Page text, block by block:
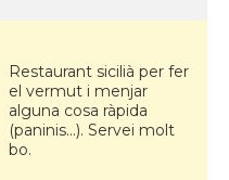
Restaurant sicilià per fer
el vermut i menjar
alguna cosa ràpida
(paninis...). Servei molt
bo.